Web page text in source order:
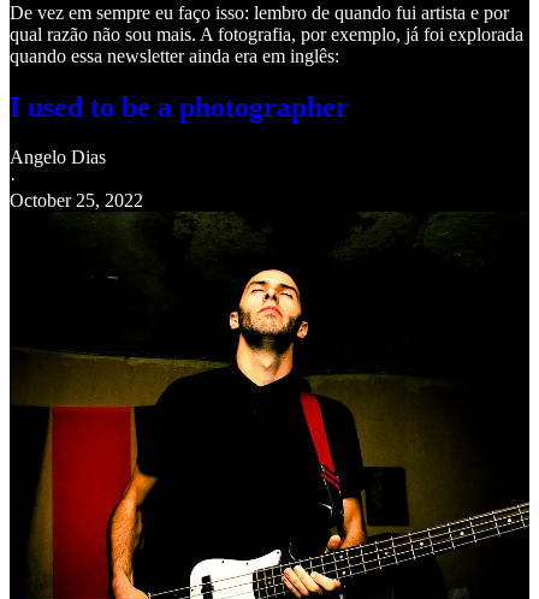
De vez em sempre eu faço isso: lembro de quando fui artista e por
qual razão não sou mais. A fotografia, por exemplo, já foi explorada
quando essa newsletter ainda era em inglês:
I used to be a photographer
Angelo Dias
·
October 25, 2022